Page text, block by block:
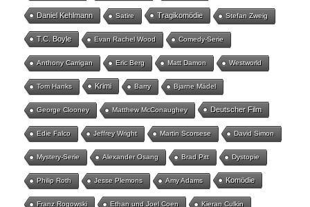
Daniel Kehlmann Satire Tragikomödie Stefan Zweig
T.C. Boyle Evan Rachel Wood Comedy-Serie
Anthony Carrigan Eric Berg Matt Damon Westworld
Tom Hanks Krimi Barry Bjarne Mädel
George Clooney Matthew McConaughey Deutscher Film
Edie Falco Jeffrey Wright Martin Scorsese David Simon
Mystery-Serie Alexander Osang Brad Pitt Dystopie
Philip Roth Jesse Plemons Amy Adams Komödie
Franz Rogowski Ethan und Joel Coen Kieran Culkin